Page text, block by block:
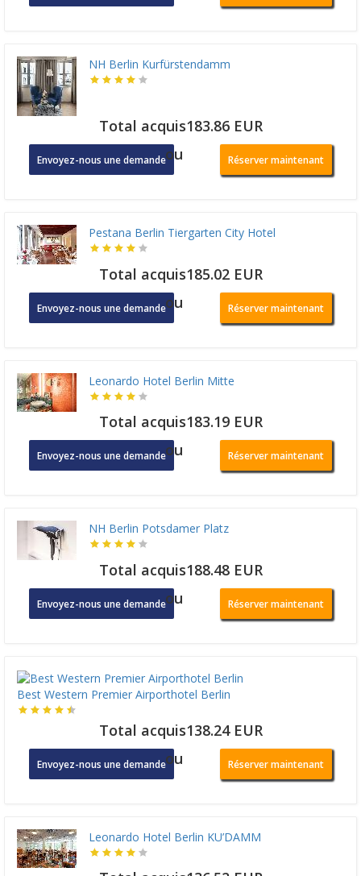
NH Berlin Kurfürstendamm
Total acquis183.86 EUR
Envoyez-nous une demandeou Réserver maintenant
Pestana Berlin Tiergarten City Hotel
Total acquis185.02 EUR
Envoyez-nous une demandeou Réserver maintenant
Leonardo Hotel Berlin Mitte
Total acquis183.19 EUR
Envoyez-nous une demandeou Réserver maintenant
NH Berlin Potsdamer Platz
Total acquis188.48 EUR
Envoyez-nous une demandeou Réserver maintenant
Best Western Premier Airporthotel Berlin
Total acquis138.24 EUR
Envoyez-nous une demandeou Réserver maintenant
Leonardo Hotel Berlin KU’DAMM